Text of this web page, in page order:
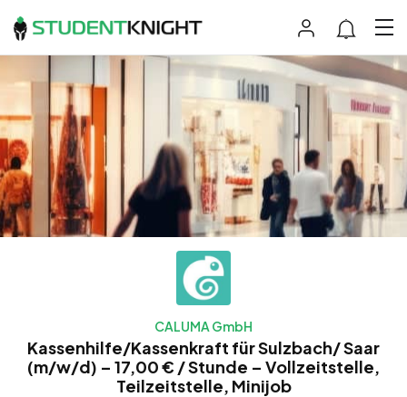
CALUMA GmbH
Kassenhilfe/Kassenkraft für Sulzbach/ Saar
(m/w/d) – 17,00 € / Stunde – Vollzeitstelle,
Teilzeitstelle, Minijob